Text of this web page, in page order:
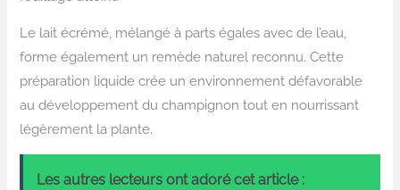
Le lait écrémé, mélangé à parts égales avec de l’eau,
forme également un remède naturel reconnu. Cette
préparation liquide crée un environnement défavorable
au développement du champignon tout en nourrissant
légèrement la plante.
Les autres lecteurs ont adoré cet article :